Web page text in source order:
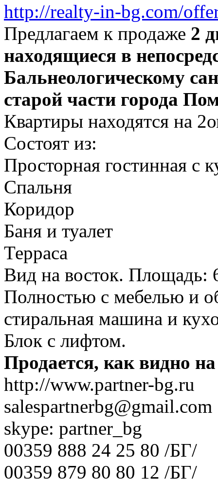
http://realty-in-bg.com/
Предлагаем к продаже 2
находящиеся в
Бальнеологическому
старой части города
Квартиры находятся на
Состоят из:
Просторная гостинная с
Спальня
Коридор
Баня и туалет
Терраса
Вид на восток. Площадь:
Полностью с мебелью и
стиральная машина и
Блок с лифтом.
Продается, как видно
http://www.partner-bg.ru
salespartnerbg@gmail.com
skype: partner_bg
00359 888 24 25 80 /БГ/
00359 879 80 80 12 /БГ/